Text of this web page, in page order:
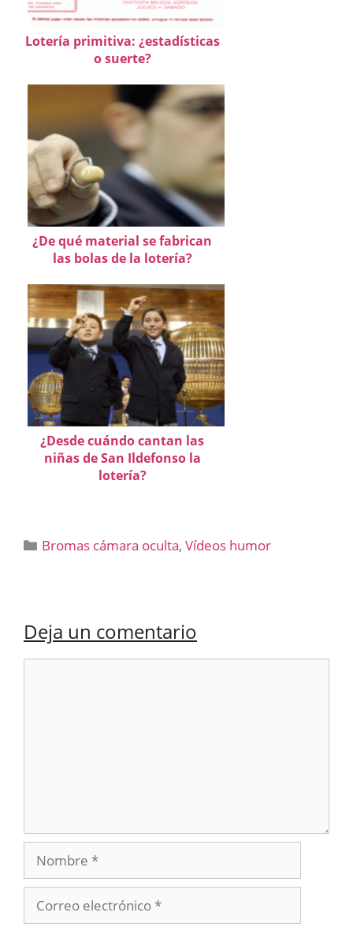
Lotería primitiva: ¿estadísticas
o suerte?
¿De qué material se fabrican
las bolas de la lotería?
¿Desde cuándo cantan las
niñas de San Ildefonso la
lotería?
Categorías
Bromas cámara oculta,Vídeos humor
Deja un comentario
Nombre
electrónico